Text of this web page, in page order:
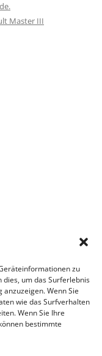
Master III
15
16
22
23
29
30
zu
um das Surferlebnis
Wenn Sie
wie das Surfverhalten
Wenn Sie Ihre
bestimmte